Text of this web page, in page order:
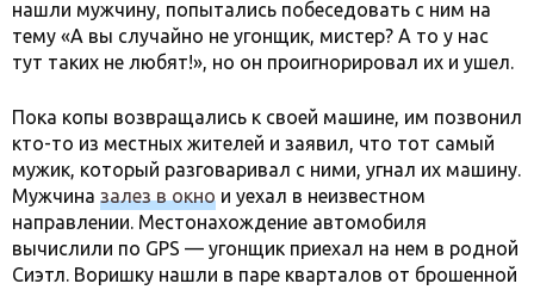
нашли мужчину, попытались побеседовать с ним на
тему «А вы случайно не угонщик, мистер? А то у нас
тут таких не любят!», но он проигнорировал их и ушел.
Пока копы возвращались к своей машине, им позвонил
кто-то из местных жителей и заявил, что тот самый
мужик, который разговаривал с ними, угнал их машину.
Мужчина залез в окно и уехал в неизвестном
направлении. Местонахождение автомобиля
вычислили по GPS — угонщик приехал на нем в родной
Сиэтл. Воришку нашли в паре кварталов от брошенной